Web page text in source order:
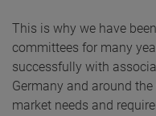
This is why we have
committees for many
successfully with
Germany and around
market needs and